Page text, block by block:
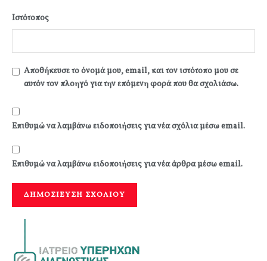
Ιστότοπος
Αποθήκευσε το όνομά μου, email, και τον ιστότοπο μου σε
αυτόν τον πλοηγό για την επόμενη φορά που θα σχολιάσω.
Επιθυμώ να λαμβάνω ειδοποιήσεις για νέα σχόλια μέσω email.
Επιθυμώ να λαμβάνω ειδοποιήσεις για νέα άρθρα μέσω email.